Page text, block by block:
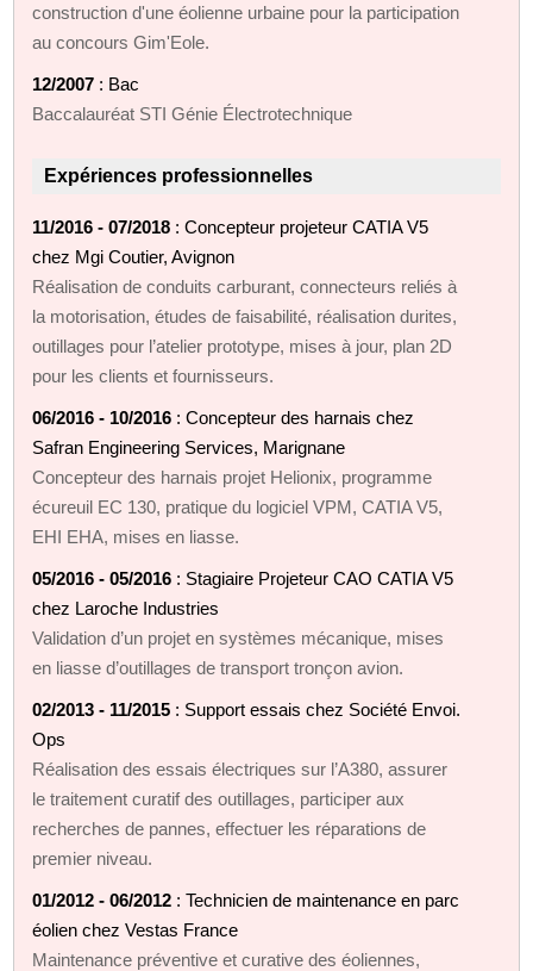
construction d'une éolienne urbaine pour la participation
au concours Gim'Eole.
12/2007 : Bac
Baccalauréat STI Génie Électrotechnique
Expériences professionnelles
11/2016 - 07/2018 : Concepteur projeteur CATIA V5
chez Mgi Coutier, Avignon
Réalisation de conduits carburant, connecteurs reliés à
la motorisation, études de faisabilité, réalisation durites,
outillages pour l’atelier prototype, mises à jour, plan 2D
pour les clients et fournisseurs.
06/2016 - 10/2016 : Concepteur des harnais chez
Safran Engineering Services, Marignane
Concepteur des harnais projet Helionix, programme
écureuil EC 130, pratique du logiciel VPM, CATIA V5,
EHI EHA, mises en liasse.
05/2016 - 05/2016 : Stagiaire Projeteur CAO CATIA V5
chez Laroche Industries
Validation d’un projet en systèmes mécanique, mises
en liasse d’outillages de transport tronçon avion.
02/2013 - 11/2015 : Support essais chez Société Envoi.
Ops
Réalisation des essais électriques sur l’A380, assurer
le traitement curatif des outillages, participer aux
recherches de pannes, effectuer les réparations de
premier niveau.
01/2012 - 06/2012 : Technicien de maintenance en parc
éolien chez Vestas France
Maintenance préventive et curative des éoliennes,